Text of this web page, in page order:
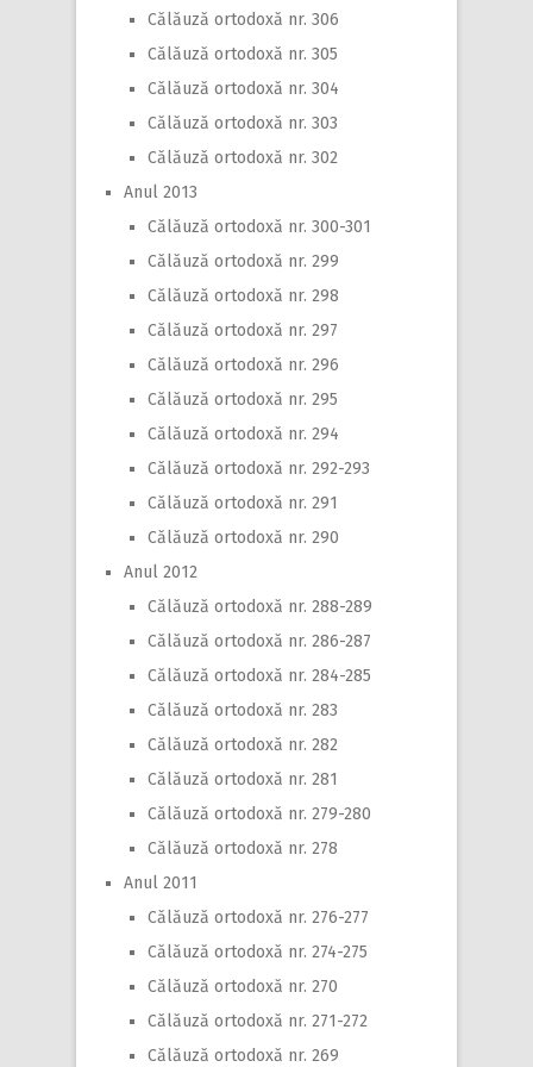
Călăuză ortodoxă nr. 306
Călăuză ortodoxă nr. 305
Călăuză ortodoxă nr. 304
Călăuză ortodoxă nr. 303
Călăuză ortodoxă nr. 302
Anul 2013
Călăuză ortodoxă nr. 300-301
Călăuză ortodoxă nr. 299
Călăuză ortodoxă nr. 298
Călăuză ortodoxă nr. 297
Călăuză ortodoxă nr. 296
Călăuză ortodoxă nr. 295
Călăuză ortodoxă nr. 294
Călăuză ortodoxă nr. 292-293
Călăuză ortodoxă nr. 291
Călăuză ortodoxă nr. 290
Anul 2012
Călăuză ortodoxă nr. 288-289
Călăuză ortodoxă nr. 286-287
Călăuză ortodoxă nr. 284-285
Călăuză ortodoxă nr. 283
Călăuză ortodoxă nr. 282
Călăuză ortodoxă nr. 281
Călăuză ortodoxă nr. 279-280
Călăuză ortodoxă nr. 278
Anul 2011
Călăuză ortodoxă nr. 276-277
Călăuză ortodoxă nr. 274-275
Călăuză ortodoxă nr. 270
Călăuză ortodoxă nr. 271-272
Călăuză ortodoxă nr. 269